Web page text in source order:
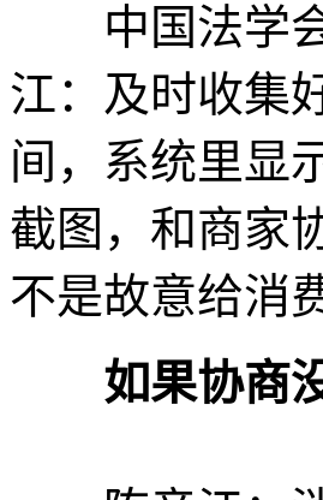
中国法学会
江：及时收集
间，系统里显
截图，和商家
不是故意给消
如果协商没